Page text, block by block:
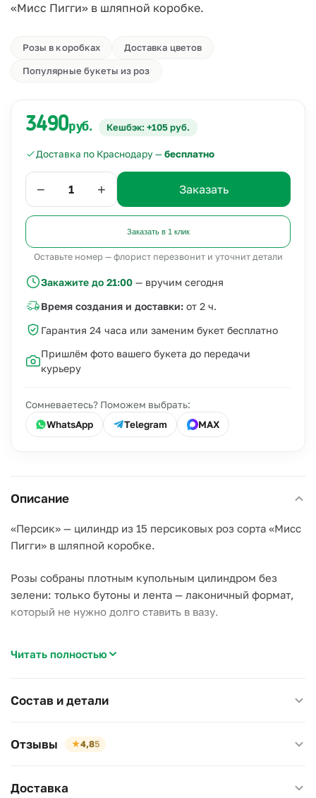
«Мисс Пигги» в шляпной коробке.
Розы в коробках Доставка цветов
Популярные букеты из роз
3490руб. Кешбэк: +105 руб.
Доставка по Краснодару —бесплатно
− + Заказать
Заказать в 1 клик
Оставьте номер — флорист перезвонит и уточнит детали
Закажите до 21:00 — вручим сегодня
Время создания и доставки: от 2 ч.
Гарантия 24 часа или заменим букет бесплатно
Пришлём фото вашего букета до передачи
курьеру
Сомневаетесь? Поможем выбрать:
WhatsApp
Telegram MAX
Описание
«Персик» — цилиндр из 15 персиковых роз сорта «Мисс
Пигги» в шляпной коробке.
Розы собраны плотным купольным цилиндром без
зелени: только бутоны и лента — лаконичный формат,
который не нужно долго ставить в вазу.
–Сорт «Мисс Пигги»
рыхлых сортов;
–Компактный размер
— помещается на стол, тумбу или
Персиковый оттенок нейтрален по поводу: подойдёт
Читать полностью
Состав и детали
Отзывы ★4,85
Доставка